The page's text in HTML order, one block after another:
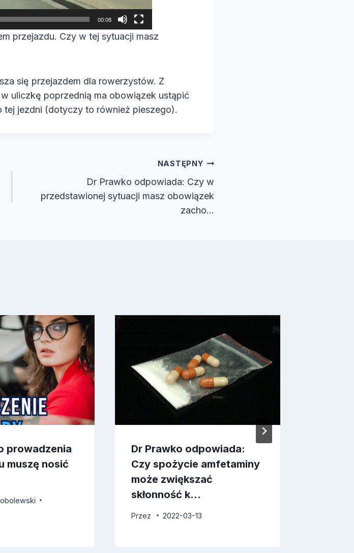
00:08
przejazdu. Czy w tej sytuacji masz
się przejazdem dla rowerzystów. Z
uliczkę poprzednią ma obowiązek ustąpić
jezdni (dotyczy to również pieszego).
NASTĘPNY
Dr Prawko odpowiada: Czy w
przedstawionej sytuacji masz obowiązek
zacho…
prowadzenia
muszę nosić
Dr Prawko odpowiada:
Czy spożycie amfetaminy
może zwiększać
skłonność k…
Przez 2022-03-13